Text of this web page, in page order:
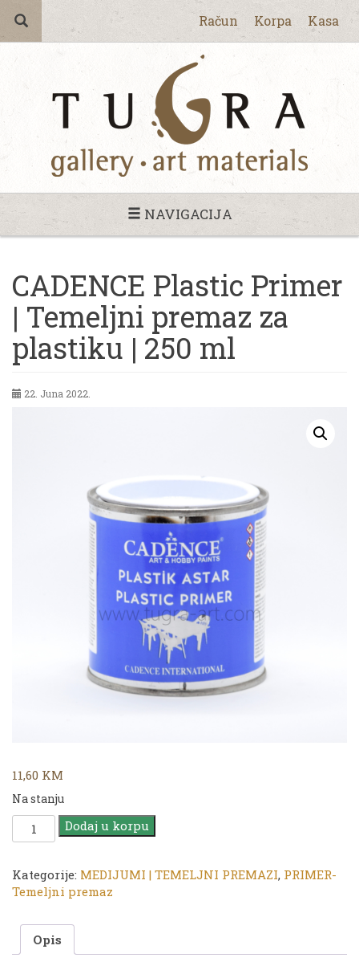
Račun Korpa Kasa
NAVIGACIJA
CADENCE Plastic Primer
| Temeljni premaz za
plastiku | 250 ml
22. Juna 2022.
11,60 KM
Na stanju
CADENCE
Plastic
|
Temeljni
za
plastiku
|
Dodaj u korpu
Kategorije: MEDIJUMI | TEMELJNI PREMAZI, PRIMER-
Temeljni premaz
Opis